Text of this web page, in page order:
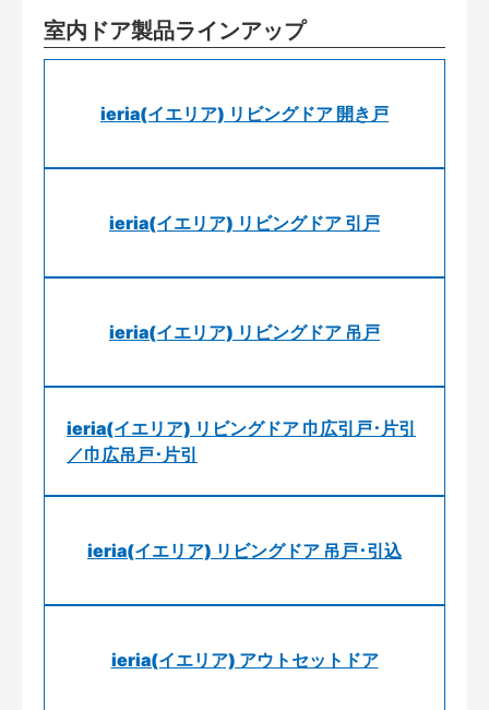
室内ドア製品ラインアップ
ieria(イエリア) リビングドア 開き戸
ieria(イエリア) リビングドア 引戸
ieria(イエリア) リビングドア 吊戸
ieria(イエリア) リビングドア 巾広引戸･片引
／巾広吊戸･片引
ieria(イエリア) リビングドア 吊戸･引込
ieria(イエリア) アウトセットドア